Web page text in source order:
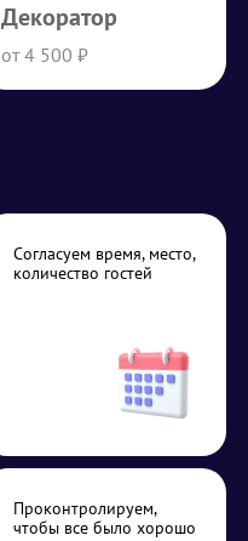
Декоратор
от 4 500 ₽
Согласуем время, место,
количество гостей
Проконтролируем,
чтобы все было хорошо